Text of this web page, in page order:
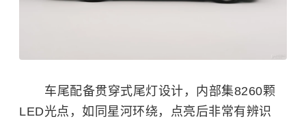
车尾配备贯穿式尾灯设计，内部集8260颗
LED光点，如同星河环绕，点亮后非常有辨识